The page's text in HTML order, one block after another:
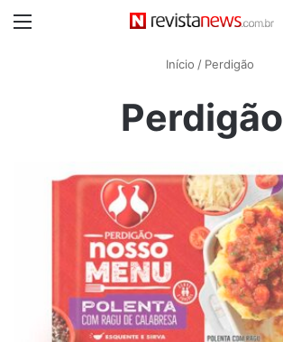
Início / Perdigão
Perdigão